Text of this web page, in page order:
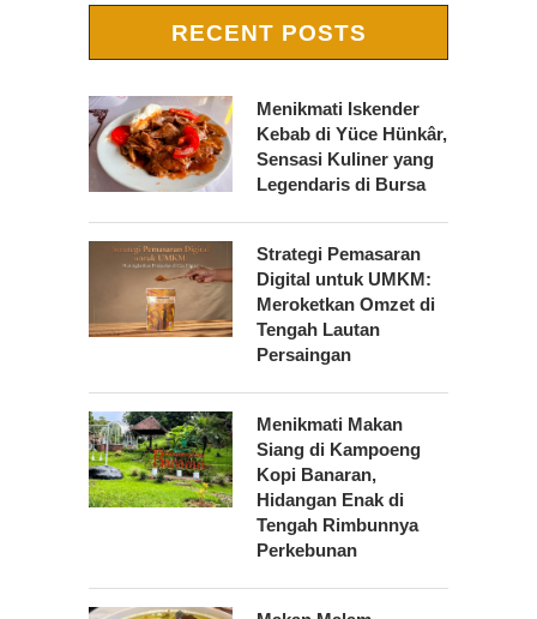
RECENT POSTS
Menikmati Iskender
Kebab di Yüce Hünkâr,
Sensasi Kuliner yang
Legendaris di Bursa
Strategi Pemasaran
Digital untuk UMKM:
Meroketkan Omzet di
Tengah Lautan
Persaingan
Menikmati Makan
Siang di Kampoeng
Kopi Banaran,
Hidangan Enak di
Tengah Rimbunnya
Perkebunan